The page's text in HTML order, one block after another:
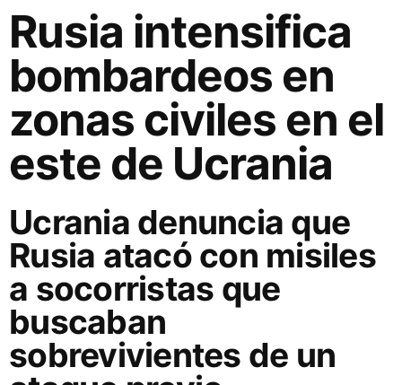
Rusia intensifica
bombardeos en
zonas civiles en el
este de Ucrania
Ucrania denuncia que
Rusia atacó con misiles
a socorristas que
buscaban
sobrevivientes de un